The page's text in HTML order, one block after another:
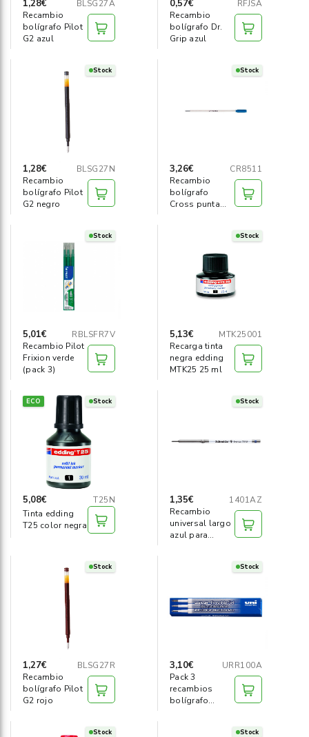
1,28€
BLSG27A
Recambio
bolígrafo Pilot
G2 azul
0,57€
RFJSA
Recambio
bolígrafo Dr.
Grip azul
Stock
1,28€
BLSG27N
Recambio
bolígrafo Pilot
G2 negro
Stock
3,26€
CR8511
Recambio
bolígrafo
Cross punta
Stock
5,01€
RBLSFR7V
Recambio Pilot
Frixion verde
(pack 3)
Stock
5,13€
MTK25001
Recarga tinta
negra edding
MTK25 25 ml
ECO Stock
5,08€
T25N
Tinta edding
T25 color negra
Stock
1,35€
1401AZ
Recambio
universal largo
azul para
Stock
1,27€
BLSG27R
Recambio
bolígrafo Pilot
G2 rojo
Stock
3,10€
URR100A
Pack 3
recambios
bolígrafo
Stock Stock